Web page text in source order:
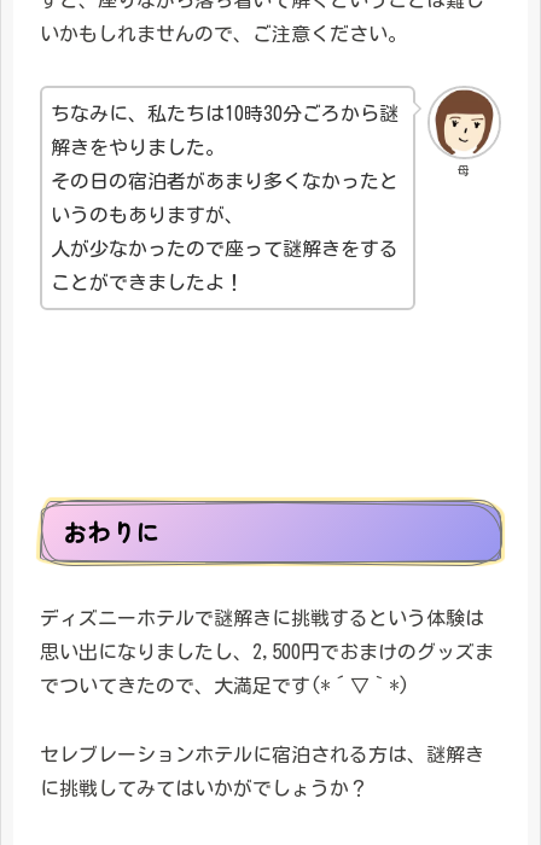
いかもしれませんので、ご注意ください。
母
ちなみに、私たちは10時30分ごろから謎
解きをやりました。
その日の宿泊者があまり多くなかったと
いうのもありますが、
人が少なかったので座って謎解きをする
ことができましたよ！
おわりに
ディズニーホテルで謎解きに挑戦するという体験は
思い出になりましたし、2,500円でおまけのグッズま
でついてきたので、大満足です(*´▽｀*)
セレブレーションホテルに宿泊される方は、謎解き
に挑戦してみてはいかがでしょうか？